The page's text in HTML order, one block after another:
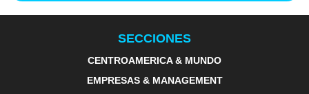
SECCIONES
CENTROAMERICA & MUNDO
EMPRESAS & MANAGEMENT